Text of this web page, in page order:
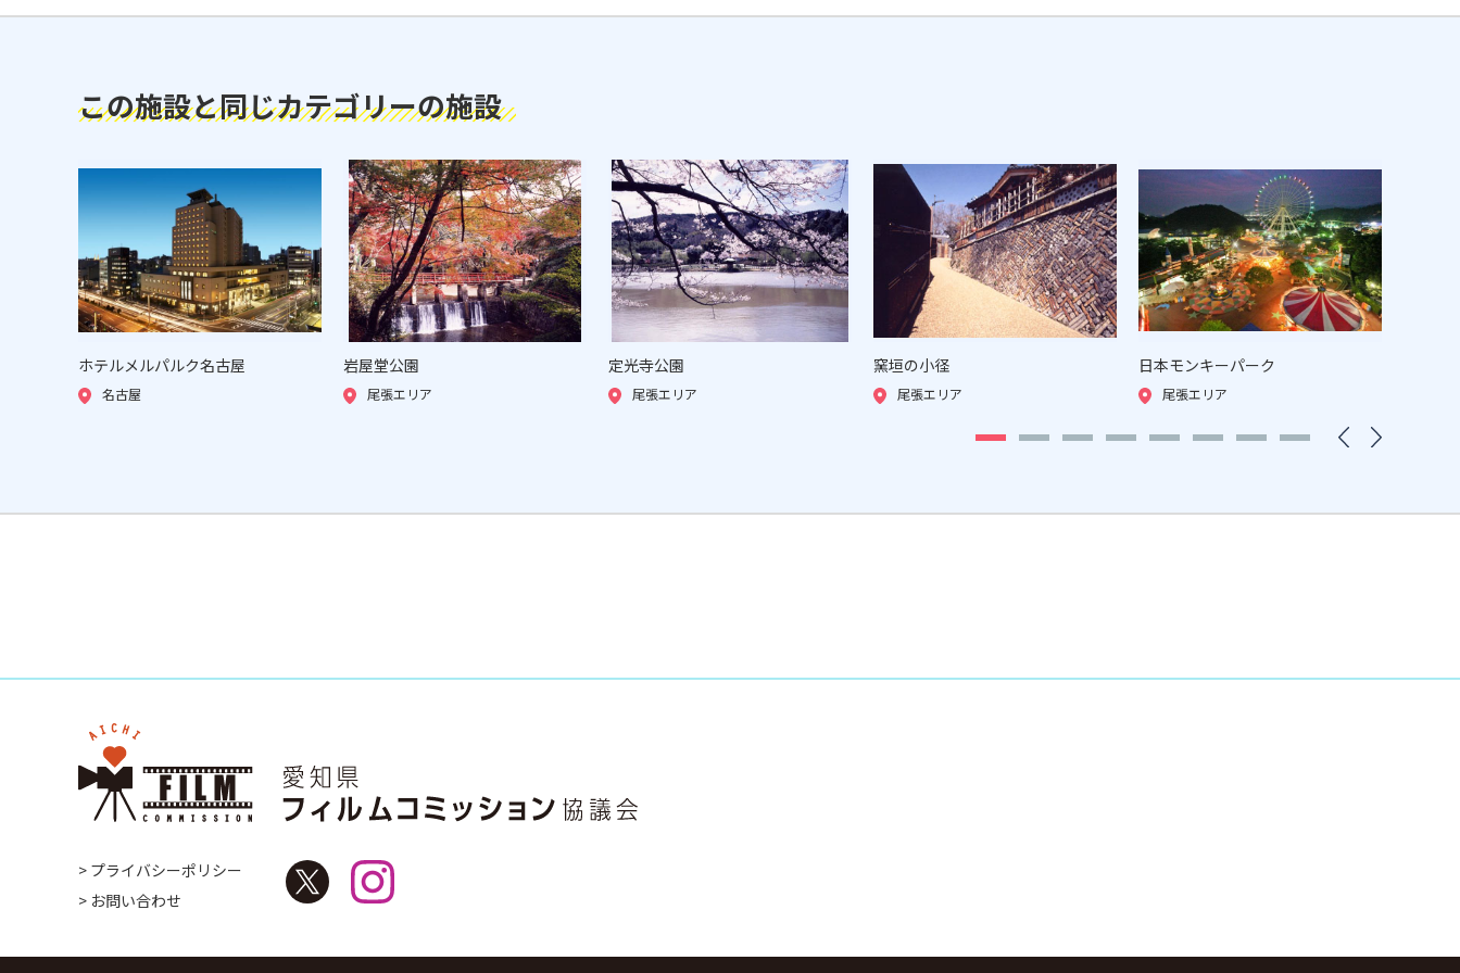
この施設と同じカテゴリーの施設
ホテルメルパルク名古屋
名古屋
岩屋堂公園
尾張エリア
定光寺公園
尾張エリア
窯垣の小径
尾張エリア
日本モンキーパーク
尾張エリア
> プライバシーポリシー
> お問い合わせ